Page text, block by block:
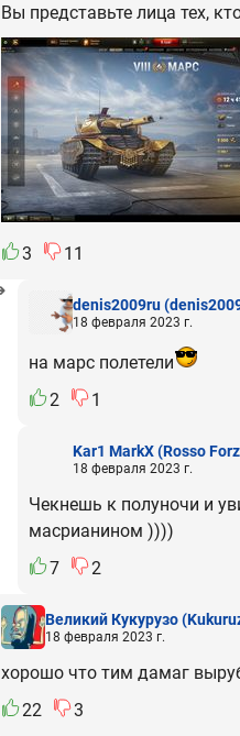
Вы представьте лица тех,
3 11
denis2009ru
18 февраля 2023 г.
на марс полетели
2
1
Kar1 MarkX(Rosso
18 февраля 2023 г.
Чекнешь к полуночи и
масрианином ))))
7
2
Великий Кукурузо
18 февраля 2023 г.
хорошо что тим дамаг
22
3